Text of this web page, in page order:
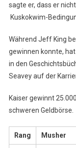
sagte er, dass er
Kuskokwim-
Während Jeff King
gewinnen konnte,
in den
Seavey auf der
Kaiser gewinnt
schweren Geldbörse.
Rang Musher